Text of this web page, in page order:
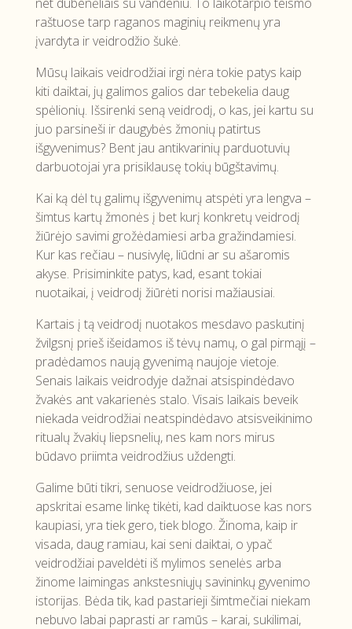
net dubenėliais su vandeniu. To laikotarpio teismo
raštuose tarp raganos maginių reikmenų yra
įvardyta ir veidrodžio šukė.
Mūsų laikais veidrodžiai irgi nėra tokie patys kaip
kiti daiktai, jų galimos galios dar tebekelia daug
spėlionių. Išsirenki seną veidrodį, o kas, jei kartu su
juo parsineši ir daugybės žmonių patirtus
išgyvenimus? Bent jau antikvarinių parduotuvių
darbuotojai yra prisiklausę tokių būgštavimų.
Kai ką dėl tų galimų išgyvenimų atspėti yra lengva –
šimtus kartų žmonės į bet kurį konkretų veidrodį
žiūrėjo savimi grožėdamiesi arba gražindamiesi.
Kur kas rečiau – nusivylę, liūdni ar su ašaromis
akyse. Prisiminkite patys, kad, esant tokiai
nuotaikai, į veidrodį žiūrėti norisi mažiausiai.
Kartais į tą veidrodį nuotakos mesdavo paskutinį
žvilgsnį prieš išeidamos iš tėvų namų, o gal pirmąjį –
pradėdamos naują gyvenimą naujoje vietoje.
Senais laikais veidrodyje dažnai atsispindėdavo
žvakės ant vakarienės stalo. Visais laikais beveik
niekada veidrodžiai neatspindėdavo atsisveikinimo
ritualų žvakių liepsnelių, nes kam nors mirus
būdavo priimta veidrodžius uždengti.
Galime būti tikri, senuose veidrodžiuose, jei
apskritai esame linkę tikėti, kad daiktuose kas nors
kaupiasi, yra tiek gero, tiek blogo. Žinoma, kaip ir
visada, daug ramiau, kai seni daiktai, o ypač
veidrodžiai paveldėti iš mylimos senelės arba
žinome laimingas ankstesniųjų savininkų gyvenimo
istorijas. Bėda tik, kad pastarieji šimtmečiai niekam
nebuvo labai paprasti ar ramūs – karai, sukilimai,